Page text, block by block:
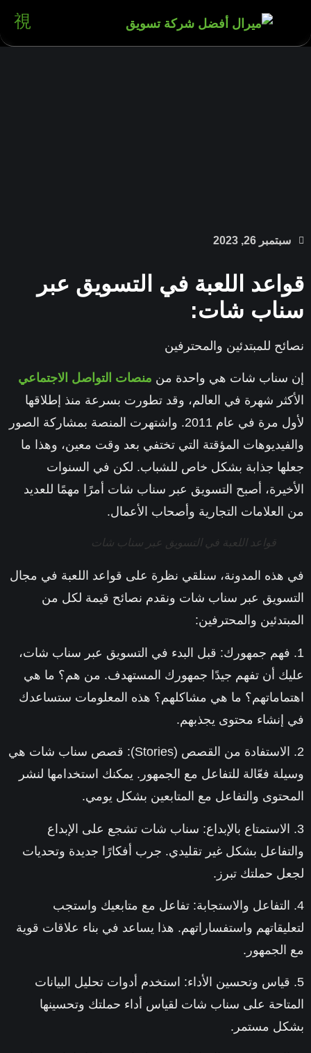
سبتمبر 26, 2023
قواعد اللعبة في التسويق عبر
سناب شات:
نصائح للمبتدئين والمحترفين
إن سناب شات هي واحدة منمنصات التواصل الاجتماعي
الأكثر شهرة في العالم، وقد تطورت بسرعة منذ إطلاقها
لأول مرة في عام 2011. واشتهرت المنصة بمشاركة الصور
والفيديوهات المؤقتة التي تختفي بعد وقت معين، وهذا ما
جعلها جذابة بشكل خاص للشباب. لكن في السنوات
الأخيرة، أصبح التسويق عبر سناب شات أمرًا مهمًا للعديد
من العلامات التجارية وأصحاب الأعمال.
قواعد اللعبة في التسويق عبر سناب شات
في هذه المدونة، سنلقي نظرة على قواعد اللعبة في مجال
التسويق عبر سناب شات ونقدم نصائح قيمة لكل من
المبتدئين والمحترفين:
1. فهم جمهورك:
قبل البدء في التسويق عبر سناب شات،
عليك أن تفهم جيدًا جمهورك المستهدف. من هم؟ ما هي
اهتماماتهم؟ ما هي مشاكلهم؟ هذه المعلومات ستساعدك
في إنشاء محتوى يجذبهم.
2. الاستفادة من القصص (Stories):
قصص سناب شات هي
وسيلة فعّالة للتفاعل مع الجمهور. يمكنك استخدامها لنشر
المحتوى والتفاعل مع المتابعين بشكل يومي.
3. الاستمتاع بالإبداع:
سناب شات تشجع على الإبداع
والتفاعل بشكل غير تقليدي. جرب أفكارًا جديدة وتحديات
لجعل حملتك تبرز.
4. التفاعل والاستجابة:
تفاعل مع متابعيك واستجب
لتعليقاتهم واستفساراتهم. هذا يساعد في بناء علاقات قوية
مع الجمهور.
5. قياس وتحسين الأداء:
استخدم أدوات تحليل البيانات
المتاحة على سناب شات لقياس أداء حملتك وتحسينها
بشكل مستمر.